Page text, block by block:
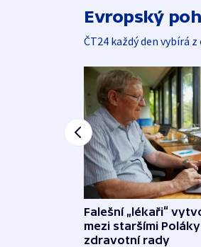
Evropský
ČT24 každý den vybírá
Falešní „lékaři“
mezi staršími
zdravotní rady